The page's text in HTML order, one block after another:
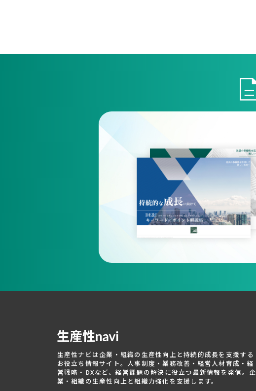
生産性ナビは企業・組織の生産性向上と持続的成長を支援する
お役立ち情報サイト。人事制度・業務改善・経営人材育成・経
営戦略・DXなど、経営課題の解決に役立つ最新情報を発信。企
業・組織の生産性向上と組織力強化を支援します。